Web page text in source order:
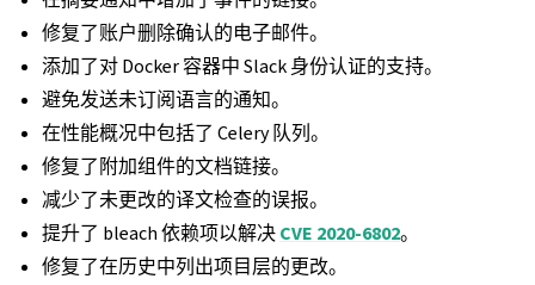
修复了账户删除确认的电子邮件。
添加了对 Docker 容器中 Slack 身份认证的支持。
避免发送未订阅语言的通知。
在性能概况中包括了 Celery 队列。
修复了附加组件的文档链接。
减少了未更改的译文检查的误报。
提升了 bleach 依赖项以解决CVE 2020-6802。
修复了在历史中列出项目层的更改。